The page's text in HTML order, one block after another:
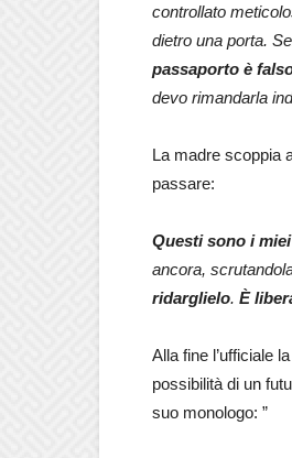
controllato
dietro una porta.
passaporto è
devo rimandarla
La madre scoppia
passare:
Questi sono i
ancora,
ridarglielo. È
Alla fine l’ufficiale
possibilità di un
suo monologo: ”